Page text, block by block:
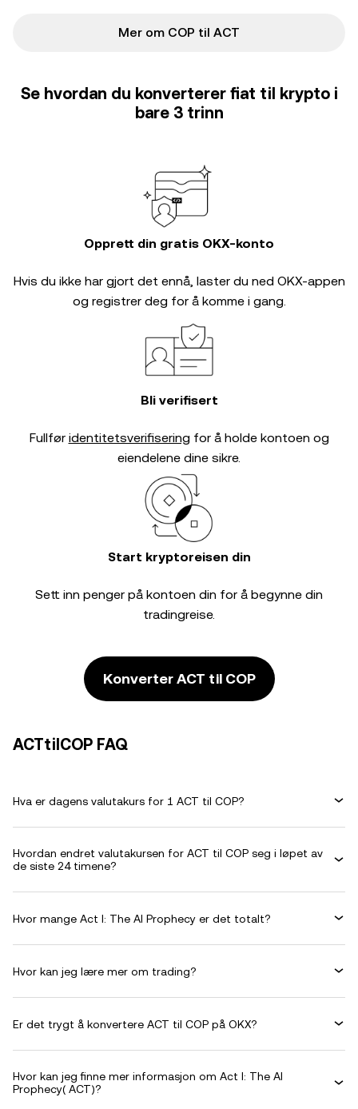
Mer om COP til ACT
Se hvordan du konverterer fiat til krypto i
bare 3 trinn
Opprett din gratis OKX-konto
Hvis du ikke har gjort det ennå, laster du ned OKX-appen
og registrer deg for å komme i gang.
Bli verifisert
Fullfør identitetsverifisering for å holde kontoen og
eiendelene dine sikre.
Start kryptoreisen din
Sett inn penger på kontoen din for å begynne din
tradingreise.
Konverter ACT til COP
ACTtilCOP FAQ
Hva er dagens valutakurs for 1 ACT til COP?
Hvordan endret valutakursen for ACT til COP seg i løpet av
de siste 24 timene?
Hvor mange Act I: The AI Prophecy er det totalt?
Hvor kan jeg lære mer om trading?
Er det trygt å konvertere ACT til COP på OKX?
Hvor kan jeg finne mer informasjon om Act I: The AI
Prophecy( ACT)?